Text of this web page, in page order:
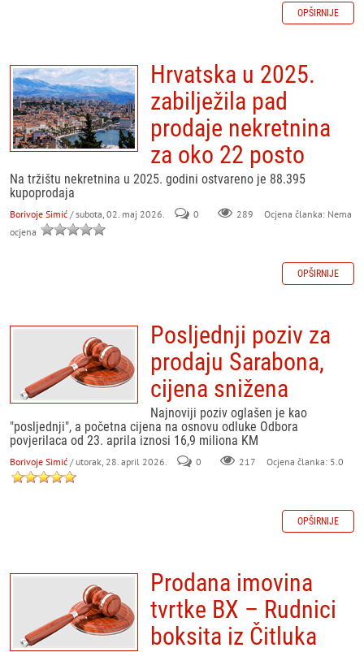
OPŠIRNIJE
Hrvatska u 2025.
zabilježila pad
prodaje nekretnina
za oko 22 posto
Na tržištu nekretnina u 2025. godini ostvareno je 88.395
kupoprodaja
Borivoje Simić / subota, 02. maj 2026. 0 289
Ocjena članka: Nema
ocjena
OPŠIRNIJE
Posljednji poziv za
prodaju Sarabona,
cijena snižena
Najnoviji poziv oglašen je kao
"posljednji", a početna cijena na osnovu odluke Odbora
povjerilaca od 23. aprila iznosi 16,9 miliona KM
Borivoje Simić / utorak, 28. april 2026. 0 217 Ocjena članka: 5.0
OPŠIRNIJE
Prodana imovina
tvrtke BX – Rudnici
boksita iz Čitluka